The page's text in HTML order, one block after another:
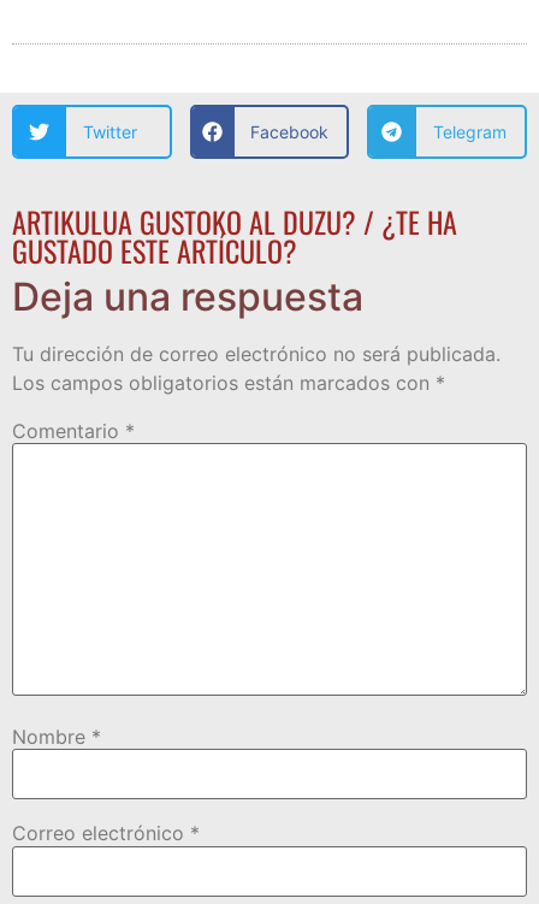
Twitter Facebook Telegram
ARTIKULUA GUSTOKO AL DUZU? / ¿TE HA
GUSTADO ESTE ARTÍCULO?
Deja una respuesta
Tu dirección de correo electrónico no será publicada.
Los campos obligatorios están marcados con *
Comentario *
Nombre *
Correo electrónico *